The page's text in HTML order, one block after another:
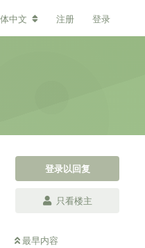
中文 注册 登录
登录以回复
只看楼主
最早内容